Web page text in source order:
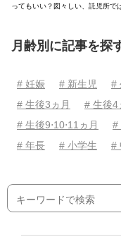
ってもいい？図々しい、託児所で
月齢別に記事を探
# 妊娠 # 新生児 #
# 生後3ヵ月
# 生後4
# 生後9⋅10⋅11ヵ月
#
# 年長
# 小学生 #